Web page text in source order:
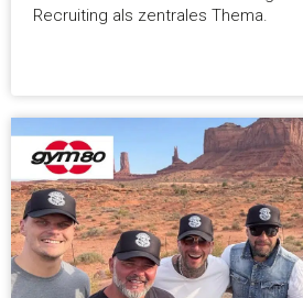
Zustimmung
Recruiting als zentrales Thema.